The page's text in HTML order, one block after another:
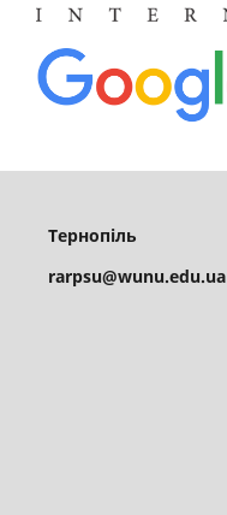
Тернопіль
rarpsu@wunu.edu.ua